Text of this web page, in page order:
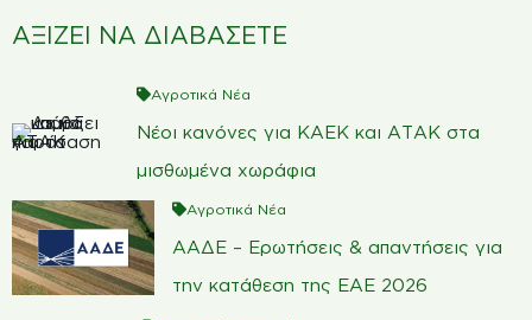
ΑΞΙΖΕΙ ΝΑ ΔΙΑΒΑΣΕΤΕ
Αγροτικά Νέα
Νέοι κανόνες για ΚΑΕΚ και ΑΤΑΚ στα
μισθωμένα χωράφια
Αγροτικά Νέα
ΑΑΔΕ – Ερωτήσεις & απαντήσεις για
την κατάθεση της ΕΑΕ 2026